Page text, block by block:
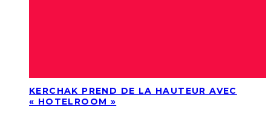
KERCHAK PREND DE LA HAUTEUR AVEC
« HOTELROOM »